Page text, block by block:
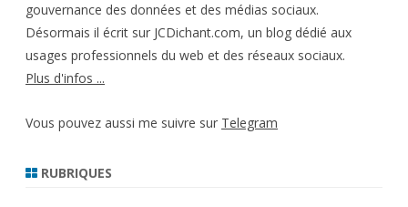
gouvernance des données et des médias sociaux.
Désormais il écrit sur JCDichant.com, un blog dédié aux
usages professionnels du web et des réseaux sociaux.
Plus d'infos ...
Vous pouvez aussi me suivre sur Telegram
RUBRIQUES